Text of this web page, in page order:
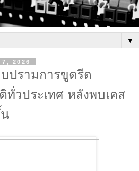
▼
2026
ปรามการขูดรีด
ทั่วประเทศ หลังพบเคส